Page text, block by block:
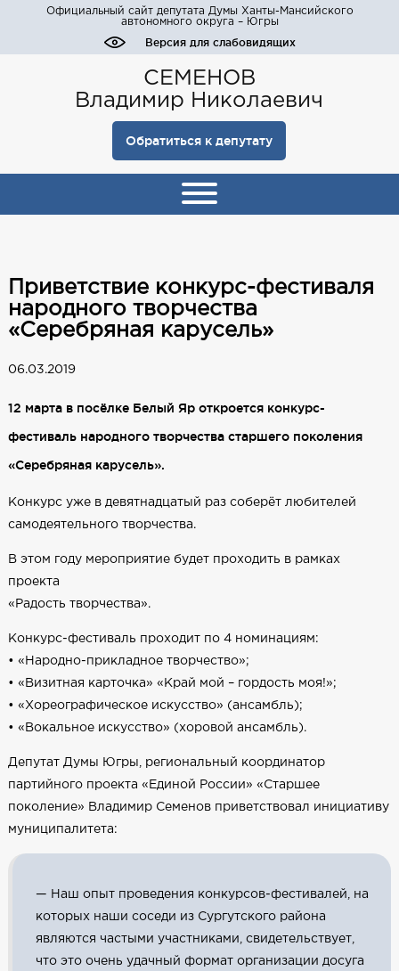
Официальный сайт депутата Думы Ханты-Мансийского
автономного округа – Югры
Версия для слабовидящих
СЕМЕНОВ
Владимир Николаевич
Обратиться к депутату
Приветствие конкурс-фестиваля
народного творчества
«Серебряная карусель»
06.03.2019
12 марта в посёлке Белый Яр откроется конкурс-
фестиваль народного творчества старшего поколения
«Серебряная карусель».
Конкурс уже в девятнадцатый раз соберёт любителей
самодеятельного творчества.
В этом году мероприятие будет проходить в рамках
проекта
«Радость творчества».
Конкурс-фестиваль проходит по 4 номинациям:
• «Народно-прикладное творчество»;
• «Визитная карточка» «Край мой – гордость моя!»;
• «Хореографическое искусство» (ансамбль);
• «Вокальное искусство» (хоровой ансамбль).
Депутат Думы Югры, региональный координатор
партийного проекта «Единой России» «Старшее
поколение» Владимир Семенов приветствовал инициативу
муниципалитета:
— Наш опыт проведения конкурсов-фестивалей, на
которых наши соседи из Сургутского района
являются частыми участниками, свидетельствует,
что это очень удачный формат организации досуга